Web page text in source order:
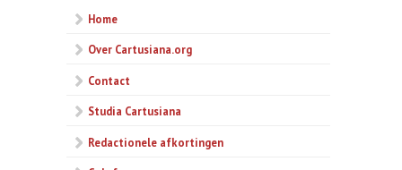
Home
Over Cartusiana.org
Contact
Studia Cartusiana
Redactionele afkortingen